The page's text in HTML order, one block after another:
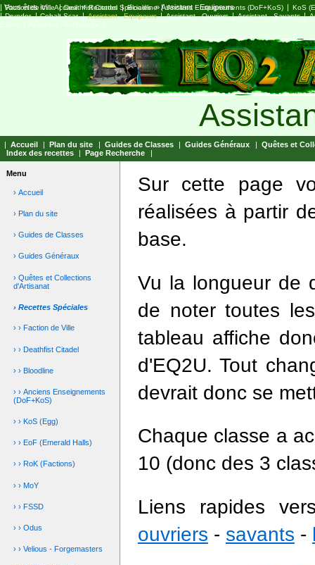
Vous êtes ici :Accueil »Recettes Spéciales »Assistant - Equipeurs
Faction de Ville |Deathfist Citadel |Bloodline |Anciens Enseignements (DoF+KoS) KoS
|Drunder |Cobalt Scar |Assistant - Equipeurs |Assistant - Ouvriers |Assistant - Savants |
Event
Assistant - Anchorage
| Accueil | Plan du site | Guides de Classes | Guides Généraux | Quêtes et
Index des recettes
| Page Recherche |
Menu
› Accueil
› Plan du site
› Guides de Classes
› Guides Généraux
› Quêtes et Collections
d'Artisanat
› Recettes Spéciales
› › Faction de Ville
› › Deathfist Citadel
› › Bloodline
› › Anciens Enseignements
(DoF+KoS)
› › KoS (Egg)
› › EoF (Emerald Halls)
› › RoK (Factions)
› › MoY
› › FSSD
› › Odus
› › Velious - Forgemasters
Sur cette page
réalisées à partir
base.
Vu la longueur de
de noter toutes
tableau affiche
d'EQ2U. Tout
devrait donc se
Chaque classe a
10 (donc des 3
Liens rapides
ouvriers - savants -